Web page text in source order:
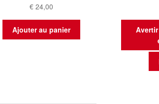
€ 24,00
Ajouter au panier